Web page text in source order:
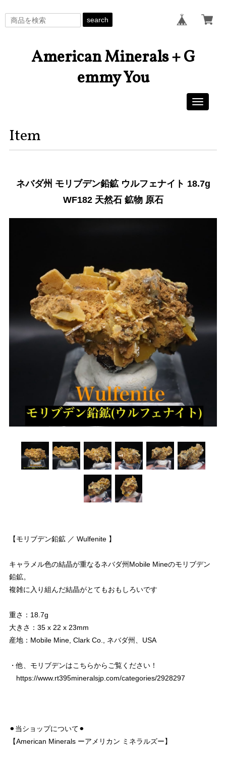
search
American Minerals + G
emmy You
Toggle
Item
ネバダ州 モリブデン鉛鉱 ウルフェナイト 18.7g
WF182 天然石 鉱物 原石
【モリブデン鉛鉱 ／ Wulfenite 】
キャラメル色の結晶が重なるネバダ州Mobile Mineのモリブデン
鉛鉱。
複雑に入り組んだ結晶がとてもおもしろいです
重さ：18.7g
大きさ：35 x 22 x 23mm
産地：Mobile Mine, Clark Co., ネバダ州、USA
・他、モリブデンはこちらからご覧ください！
https://www.rt395mineralsjp.com/categories/2928297
⚫︎当ショップについて⚫︎
【American Minerals ーアメリカン ミネラルズー】